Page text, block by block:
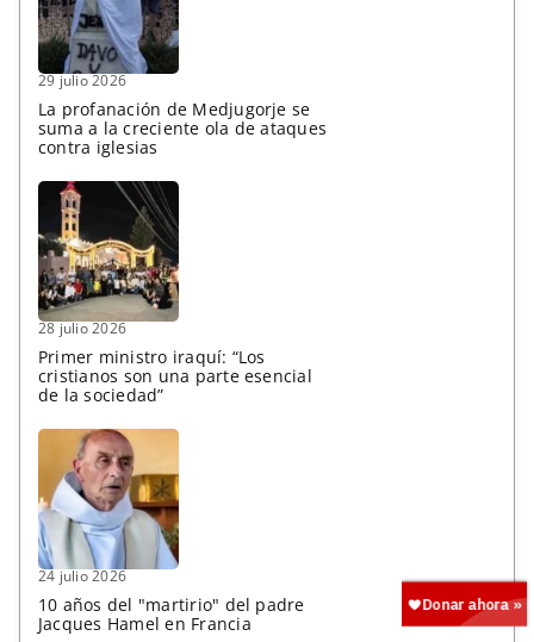
29 julio 2026
La profanación de Medjugorje se
suma a la creciente ola de ataques
contra iglesias
28 julio 2026
Primer ministro iraquí: “Los
cristianos son una parte esencial
de la sociedad”
24 julio 2026
10 años del "martirio" del padre
Jacques Hamel en Francia